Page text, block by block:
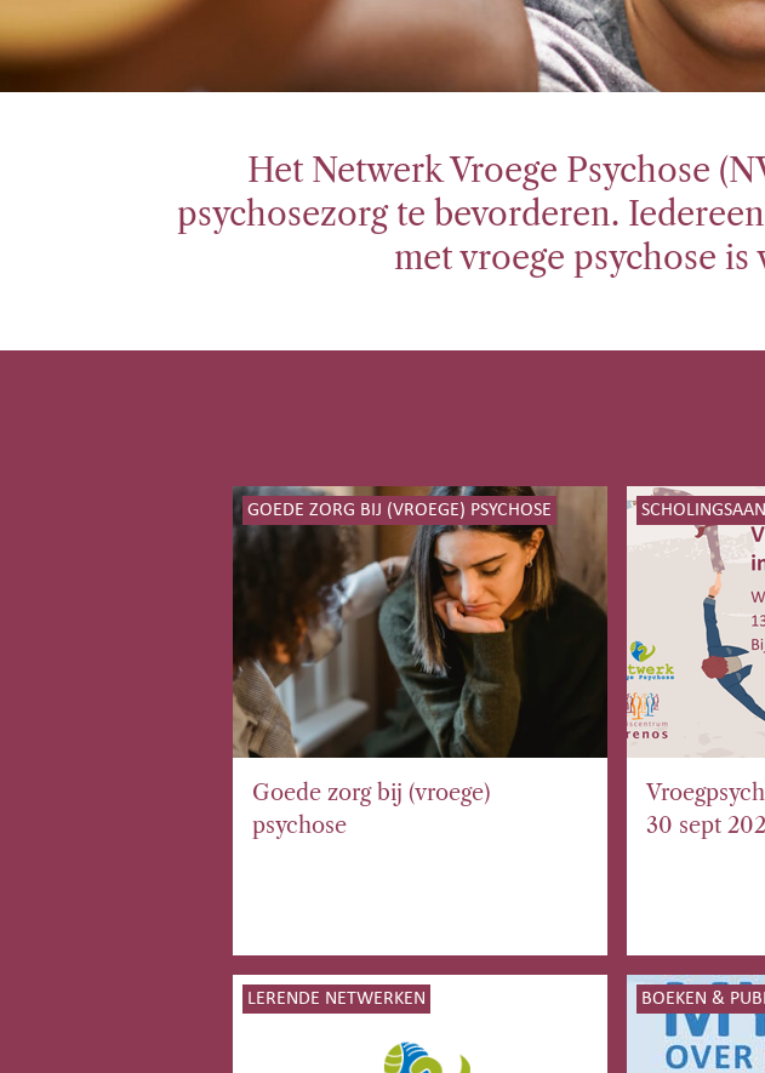
Het Netwerk Vroege Psychose
psychosezorg te bevorderen.
met vroege psychose
GOEDE ZORG BIJ (VROEGE) PSYCHOSE
Goede zorg bij (vroege)
psychose
30 sept
LERENDE NETWERKEN BOEKEN &